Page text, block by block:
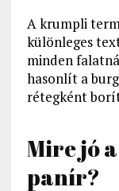
A krumpli
különleges
minden
hasonlít a
rétegként
Mire jó
panír?